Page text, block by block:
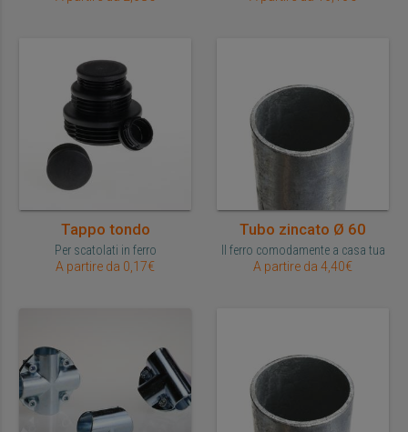
Tappo tondo
Per scatolati in ferro
A partire da 0,17€
Tubo zincato Ø 60
Il ferro comodamente a casa tua
A partire da 4,40€